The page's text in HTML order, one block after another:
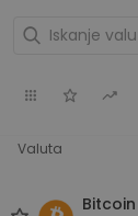
Valuta
Bitcoin